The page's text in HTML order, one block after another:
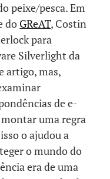
peixe/pesca. Em
do GReAT, Costin
para
Silverlight da
artigo, mas,
de e-
uma regra
o ajudou a
o mundo do
era de uma